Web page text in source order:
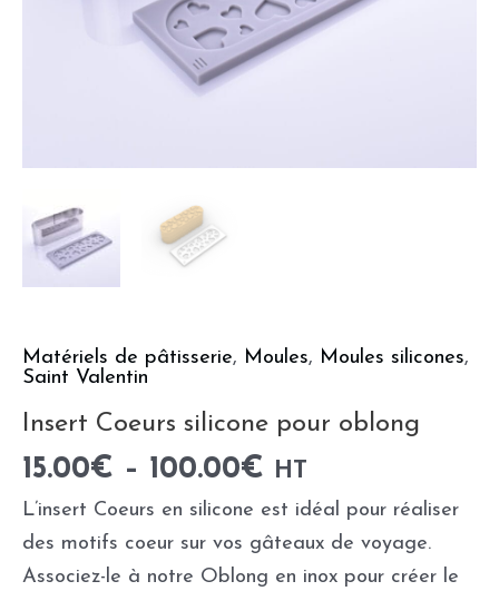
Matériels de pâtisserie, Moules, Moules silicones,
Saint Valentin
Insert Coeurs silicone pour oblong
15.00€ – 100.00€ HT
L’insert Coeurs en silicone est idéal pour réaliser
des motifs coeur sur vos gâteaux de voyage.
Associez-le à notre Oblong en inox pour créer le